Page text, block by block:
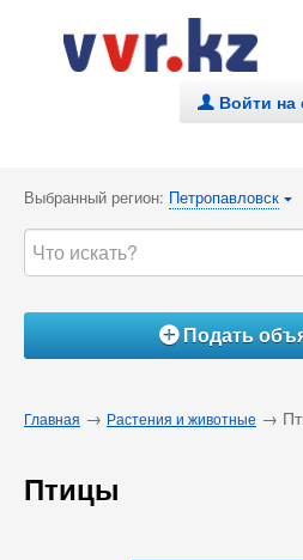
. Войти на
Выбранный регион: Петропавловск {
ÁПодать
Главная → Растения и животные →
Птицы